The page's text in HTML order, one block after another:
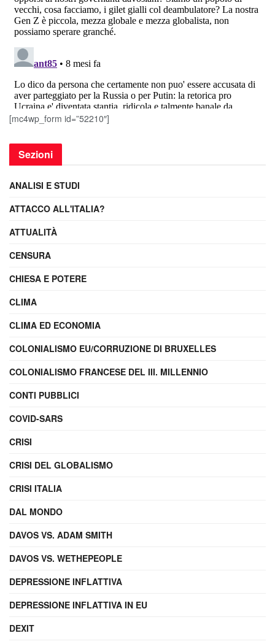
[mc4wp_form id=”52210″]
Sezioni
ANALISI E STUDI
ATTACCO ALL'ITALIA?
ATTUALITÀ
CENSURA
CHIESA E POTERE
CLIMA
CLIMA ED ECONOMIA
COLONIALISMO EU/CORRUZIONE DI BRUXELLES
COLONIALISMO FRANCESE DEL III. MILLENNIO
CONTI PUBBLICI
COVID-SARS
CRISI
CRISI DEL GLOBALISMO
CRISI ITALIA
DAL MONDO
DAVOS VS. ADAM SMITH
DAVOS VS. WETHEPEOPLE
DEPRESSIONE INFLATTIVA
DEPRESSIONE INFLATTIVA IN EU
DEXIT